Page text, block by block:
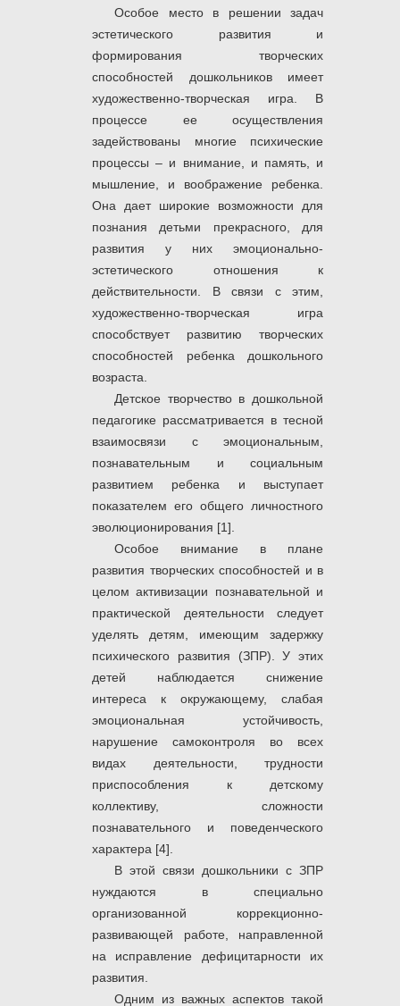
Особое место в решении задач
эстетического развития и
формирования творческих
способностей дошкольников имеет
художественно-творческая игра. В
процессе ее осуществления
задействованы многие психические
процессы – и внимание, и память, и
мышление, и воображение ребенка.
Она дает широкие возможности для
познания детьми прекрасного, для
развития у них эмоционально-
эстетического отношения к
действительности. В связи с этим,
художественно-творческая игра
способствует развитию творческих
способностей ребенка дошкольного
возраста.
Детское творчество в дошкольной
педагогике рассматривается в тесной
взаимосвязи с эмоциональным,
познавательным и социальным
развитием ребенка и выступает
показателем его общего личностного
эволюционирования [1].
Особое внимание в плане
развития творческих способностей и в
целом активизации познавательной и
практической деятельности следует
уделять детям, имеющим задержку
психического развития (ЗПР). У этих
детей наблюдается снижение
интереса к окружающему, слабая
эмоциональная устойчивость,
нарушение самоконтроля во всех
видах деятельности, трудности
приспособления к детскому
коллективу, сложности
познавательного и поведенческого
характера [4].
В этой связи дошкольники с ЗПР
нуждаются в специально
организованной коррекционно-
развивающей работе, направленной
на исправление дефицитарности их
развития.
Одним из важных аспектов такой